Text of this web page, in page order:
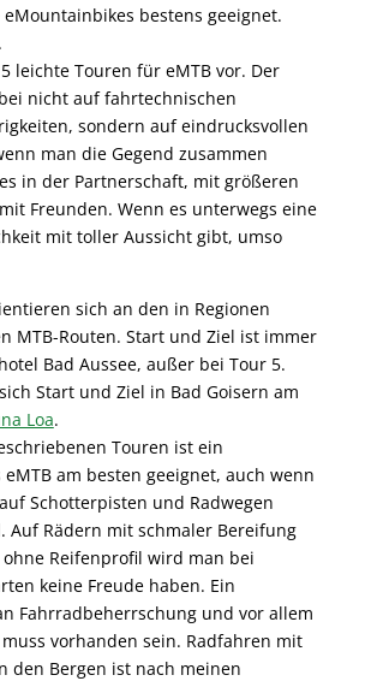
bestens geeignet.
leichte Touren für eMTB vor. Der
nicht auf fahrtechnischen
sondern auf eindrucksvollen
man die Gegend zusammen
in der Partnerschaft, mit größeren
Freunden. Wenn es unterwegs eine
mit toller Aussicht gibt, umso
sich an den in Regionen
MTB-Routen. Start und Ziel ist immer
Bad Aussee, außer bei Tour 5.
Start und Ziel in Bad Goisern am
Loa.
Touren ist ein
am besten geeignet, auch wenn
Schotterpisten und Radwegen
Auf Rädern mit schmaler Bereifung
Reifenprofil wird man bei
keine Freude haben. Ein
Fahrradbeherrschung und vor allem
vorhanden sein. Radfahren mit
den Bergen ist nach meinen